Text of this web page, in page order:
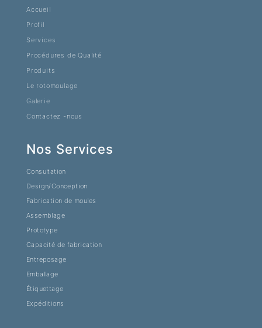
Accueil
Profil
Services
Procédures de Qualité
Produits
Le rotomoulage
Galerie
Contactez -nous
Nos Services
Consultation
Design/Conception
Fabrication de moules
Assemblage
Prototype
Capacité de fabrication
Entreposage
Emballage
Étiquettage
Expéditions